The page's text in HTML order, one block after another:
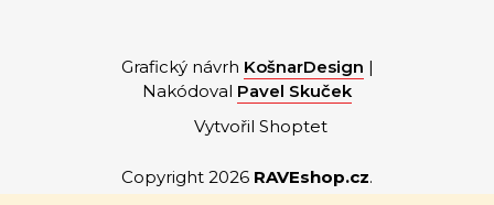
Grafický návrh KošnarDesign |
Nakódoval Pavel Skuček
Vytvořil Shoptet
Copyright 2026 RAVEshop.cz.
Všechna práva vyhrazena.